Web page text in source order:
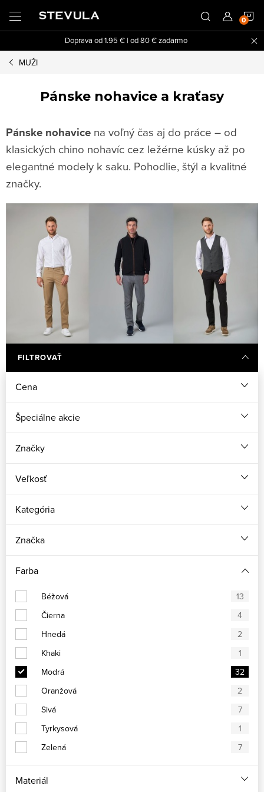
obsah
Doprava od 1.95 € | od 80 € zadarmo
MUŽI
Pánske nohavice a kraťasy
Pánske nohavice na voľný čas aj do práce – od
klasických chino nohavíc cez ležérne kúsky až po
elegantné modely k saku. Pohodlie, štýl a kvalitné
značky.
FILTROVAŤ
Cena
Špeciálne akcie
Značky
Veľkosť
Kategória
Značka
Farba
Béžová
13
Čierna
4
Hnedá
2
Khaki
1
Modrá
32
Oranžová
2
Sivá
7
Tyrkysová
1
Zelená
7
Materiál